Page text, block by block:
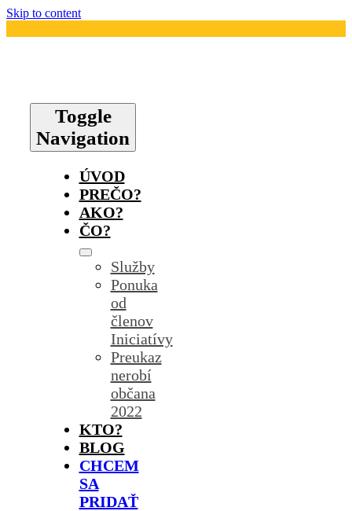
Skip to content
Toggle
Navigation
ÚVOD
PREČO?
AKO?
ČO?
Služby
Ponuka
od
členov
Iniciatívy
Preukaz
nerobí
občana
2022
KTO?
BLOG
CHCEM
SA
PRIDAŤ